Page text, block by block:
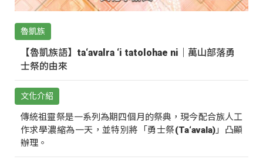
魯凱族
【魯凱族語】ta‘avalra ‘i tatolohae ni｜萬山部落勇
士祭的由來
文化介紹
傳統祖靈祭是一系列為期四個月的祭典，現今配合族人工
作求學濃縮為一天，並特別將「勇士祭(Ta‘avala)」凸顯
辦理。